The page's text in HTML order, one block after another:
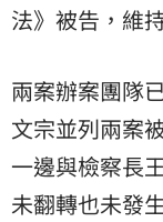
法》被告，維
兩案辦案團隊
文宗並列兩案
一邊與檢察長
未翻轉也未發